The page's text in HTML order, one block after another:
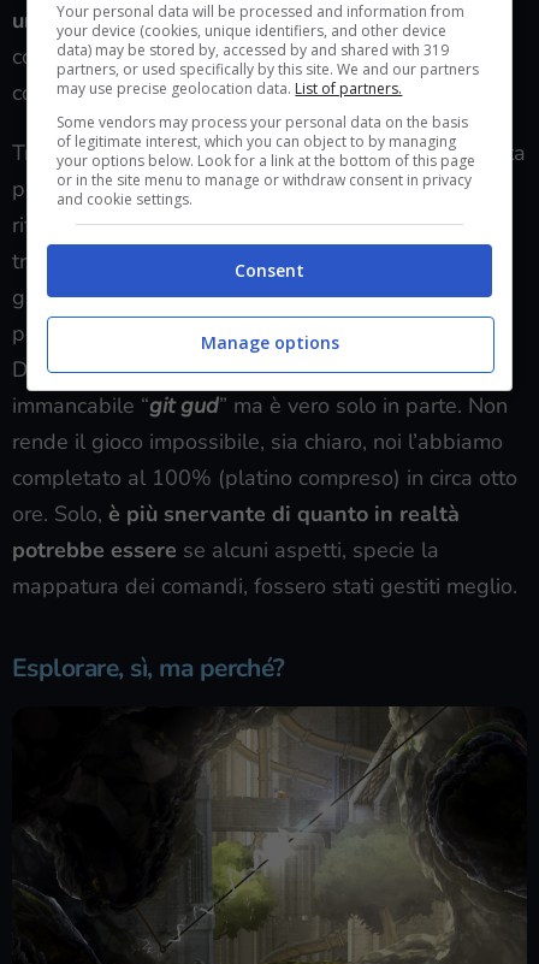
una boss fight segreta che richiede proprio il
costante passaggio da una sfera all’altra, con
continue e frustranti cadute.
Tra i vari poteri del gioco, il magnetismo rappresenta
probabilmente ilpiù utilizzatoe una maggior
rifinitura avrebbe giovato: la fisica a tratti è fin
troppo realistica rispetto alle intenzioni del
giocatore, tuttavia nemmeno anticiparla sembra
portare ai risultati sperati. Qualche appassionato di
Dark Souls potrebbe commentare con un
immancabile “git gud” ma è vero solo in parte. Non
rende il gioco impossibile, sia chiaro, noi l’abbiamo
completato al 100% (platino compreso) in circa otto
ore. Solo, è più snervante di quanto in realtà
potrebbe essere se alcuni aspetti, specie la
mappatura dei comandi, fossero stati gestiti meglio.
Esplorare, sì, ma perché?
Your personal data will be processed and information from
your device (cookies, unique identifiers, and other device
data) may be stored by, accessed by and shared with 319
partners, or used specifically by this site. We and our partners
may use precise geolocation data. List of partners.
Some vendors may process your personal data on the basis
of legitimate interest, which you can object to by managing
your options below. Look for a link at the bottom of this page
or in the site menu to manage or withdraw consent in privacy
and cookie settings.
Consent
Manage options